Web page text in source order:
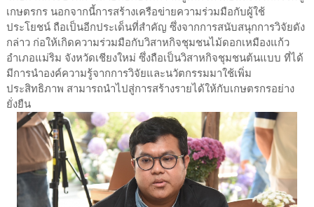
เกษตรกร นอกจากนี้การสร้างเครือข่ายความร่วมมือกับผู้ใช้
ประโยชน์ ถือเป็นอีกประเด็นที่สำคัญ ซึ่งจากการสนับสนุกการวิจัยดัง
กล่าว ก่อให้เกิดความร่วมมือกับวิสาหกิจชุมชนไม้ดอกเหมืองแก้ว
อำเภอแม่ริม จังหวัดเชียงใหม่ ซึ่งถือเป็นวิสาหกิจชุมชนต้นแบบ ที่ได้
มีการนำองค์ความรู้จากการวิจัยและนวัตกรรมมาใช้เพิ่ม
ประสิทธิภาพ สามารถนําไปสู่การสร้างรายได้ให้กับเกษตรกรอย่าง
ยั่งยืน